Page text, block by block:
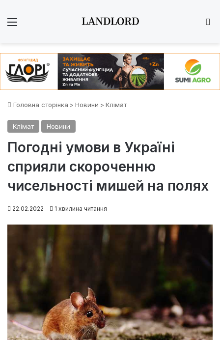
Головна сторінка > Новини > Клімат
Клімат Новини
Погодні умови в Україні
сприяли скороченню
чисельності мишей на полях
22.02.2022 1 хвилина читання